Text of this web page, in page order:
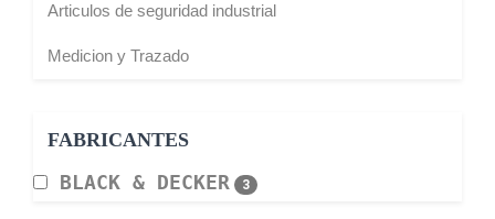
Articulos de seguridad industrial
Medicion y Trazado
FABRICANTES
BLACK & DECKER 3